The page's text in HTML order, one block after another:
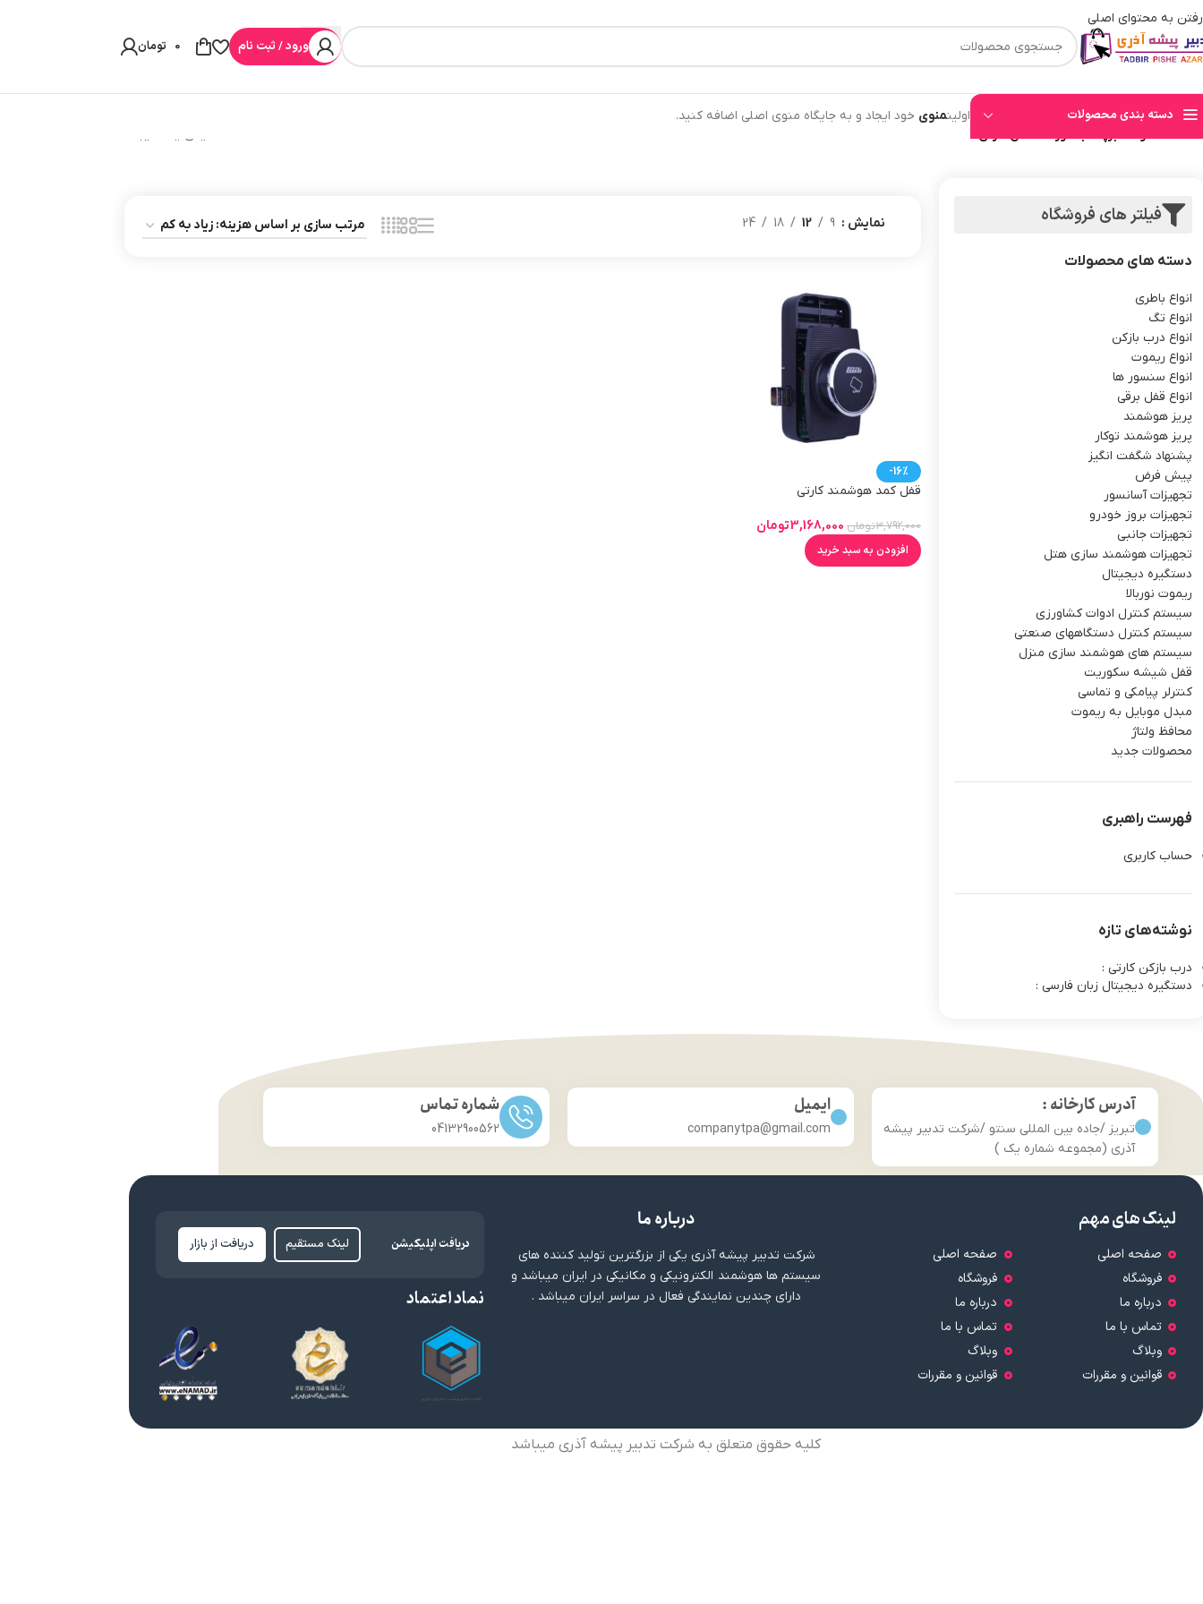
رفتن به محتوای اصلی
⚡قیمت های وب سایت بروز میباشند⚡ با توجه به حجم بالای سفارشهای ثبت شده به ترتیب ارسال خواهند شد ⚡تلفن تماس شرکت : 04132900562 ⚡
ورود / ثبت نام 0 تومان
دسته بندی محصولات اولینمنوی خود ایجاد و به جایگاه منوی اصلی اضافه کنید.
خانه/محصولات برچسب خورده “قفل کارتی کمد” نمایش یک نتیجه
فیلتر های فروشگاه
دسته های محصولات
انواع باطری
انواع تگ
انواع درب بازکن
انواع ریموت
انواع سنسور ها
انواع قفل برقی
پریز هوشمند
پریز هوشمند توکار
پشنهاد شگفت انگیز
پیش فرض
تجهیزات آسانسور
تجهیزات بروز خودرو
تجهیزات جانبی
تجهیزات هوشمند سازی هتل
دستگیره دیجیتال
ریموت نوربالا
سیستم کنترل ادوات کشاورزی
سیستم کنترل دستگاههای صنعتی
سیستم های هوشمند سازی منزل
قفل شیشه سکوریت
کنترلر پیامکی و تماسی
مبدل موبایل به ریموت
محافظ ولتاژ
محصولات جدید
فهرست راهبری
حساب کاربری
نوشته‌های تازه
درب بازکن کارتی :
دستگیره دیجیتال زبان فارسی :
نمایش 9
12
18
24
-16%
قفل کمد هوشمند کارتی
3,792,000تومان 3,168,000تومان
افزودن به سبد خرید
آدرس کارخانه :
تبریز /جاده بین المللی سنتو /شرکت تدبیر پیشه
آذری (مجموعه شماره یک )
ایمیل
companytpa@gmail.com
شماره تماس
04132900562
لینک های مهم
صفحه اصلی
فروشگاه
درباره ما
تماس با ما
وبلاگ
قوانین و مقررات
صفحه اصلی
فروشگاه
درباره ما
تماس با ما
وبلاگ
قوانین و مقررات
درباره ما
شرکت تدبیر پیشه آذری یکی از بزرگترین تولید کننده های
سیستم ها هوشمند الکترونیکی و مکانیکی در ایران میباشد و
دارای چندین نمایندگی فعال در سراسر ایران میباشد .
دریافت اپلیکیشن لینک مستقیم دریافت از بازار
نماد اعتماد
کلیه حقوق متعلق به شرکت تدبیر پیشه آذری میباشد